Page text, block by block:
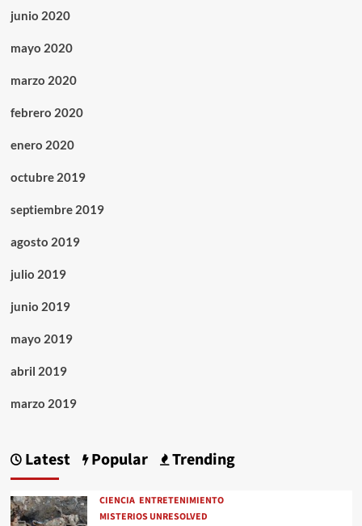
junio 2020
mayo 2020
marzo 2020
febrero 2020
enero 2020
octubre 2019
septiembre 2019
agosto 2019
julio 2019
junio 2019
mayo 2019
abril 2019
marzo 2019
Latest Popular Trending
CIENCIA ENTRETENIMIENTO
MISTERIOS UNRESOLVED